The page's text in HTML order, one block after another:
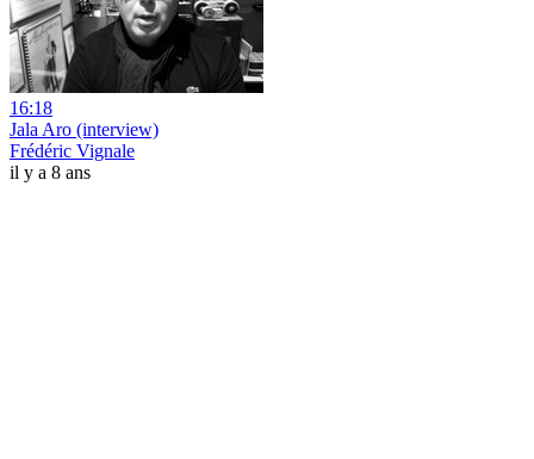
16:18
Jala Aro (interview)
Frédéric Vignale
il y a 8 ans